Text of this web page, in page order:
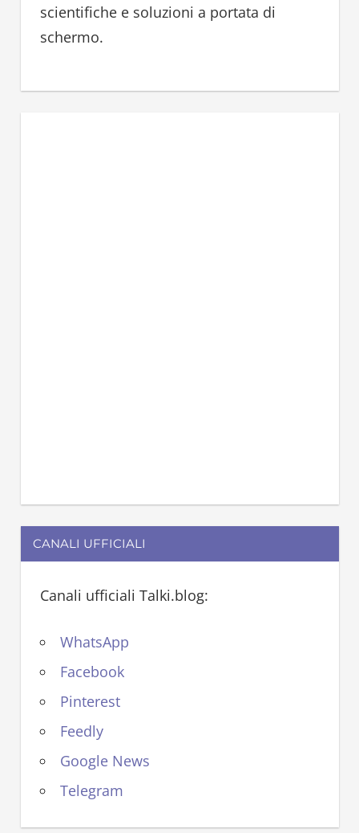
scientifiche e soluzioni a portata di
schermo.
CANALI UFFICIALI
Canali ufficiali Talki.blog:
WhatsApp
Facebook
Pinterest
Feedly
Google News
Telegram